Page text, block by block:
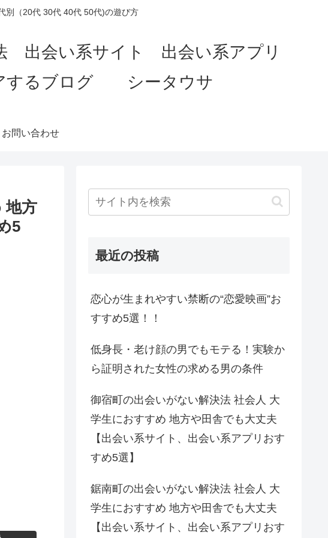
別（20代 30代 40代 50代)の遊び方
法 出会い系サイト 出会い系アプリ
するブログ シータウサ
お問い合わせ
地方
5
最近の投稿
恋心が生まれやすい禁断の“恋愛映画”お
すすめ5選！！
低身長・老け顔の男でもモテる！実験か
ら証明された女性の求める男の条件
御宿町の出会いがない解決法 社会人 大
学生におすすめ 地方や田舎でも大丈夫
【出会い系サイト、出会い系アプリおす
すめ5選】
鋸南町の出会いがない解決法 社会人 大
学生におすすめ 地方や田舎でも大丈夫
【出会い系サイト、出会い系アプリおす